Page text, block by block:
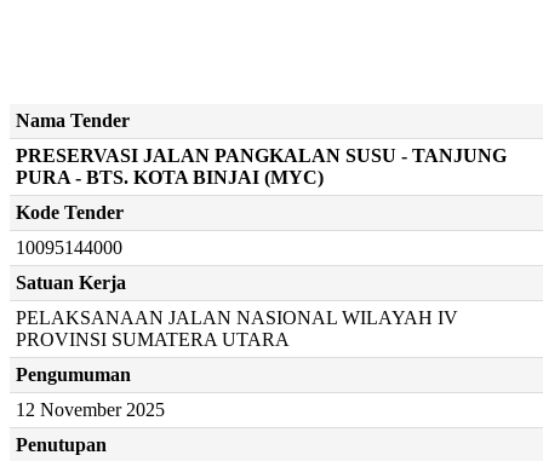
Nama Tender
PRESERVASI JALAN PANGKALAN SUSU - TANJUNG
PURA - BTS. KOTA BINJAI (MYC)
Kode Tender
10095144000
Satuan Kerja
PELAKSANAAN JALAN NASIONAL WILAYAH IV
PROVINSI SUMATERA UTARA
Pengumuman
12 November 2025
Penutupan